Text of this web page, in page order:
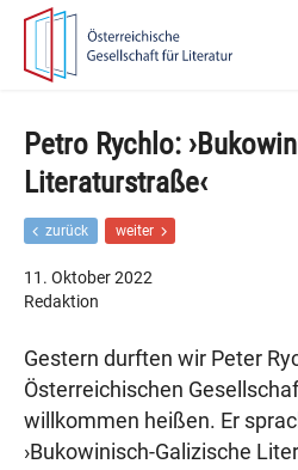
Zur
Hauptnavigation
springen
Zum
springen
Petro Rychlo:
Literaturstraße‹
zurück
ü
e
r
B
e
i
weiter
N
e
B
e
i
11. Oktober 2022
Redaktion
Gestern durften wir Peter
Österreichischen
willkommen heißen. Er
›Bukowinisch-Galizische